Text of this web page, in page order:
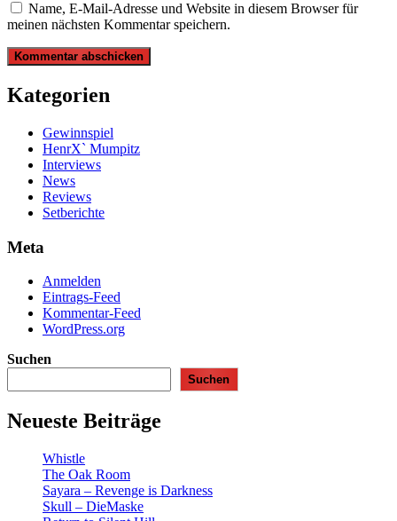
Name, E-Mail-Adresse und Website in diesem Browser für
meinen nächsten Kommentar speichern.
Kategorien
Gewinnspiel
HenrX` Mumpitz
Interviews
News
Reviews
Setberichte
Meta
Anmelden
Eintrags-Feed
Kommentar-Feed
WordPress.org
Suchen
Suchen
Neueste Beiträge
Whistle
The Oak Room
Sayara – Revenge is Darkness
Skull – DieMaske